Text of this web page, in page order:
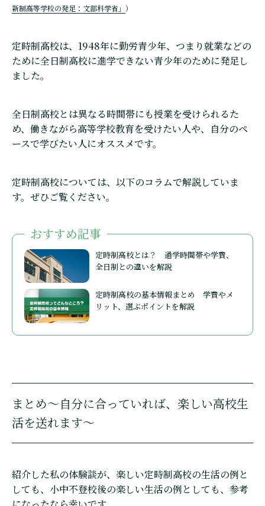
新制高等学校の発足：文部科学省」 ）
定時制高校は、1948年に勤労青少年、つまり就業などの
ために全日制高校に進学できない青少年のために発足し
ました。
全日制高校とは異なる時間帯にも授業を受けられるた
め、働きながら高等学校教育を受けたい人や、自分のペ
ースで学びたい人にオススメです。
定時制高校については、以下のコラムで解説していま
す。ぜひご覧ください。
おすすめ記事
定時制高校とは？ 通学時間帯や学費、
全日制との違いを解説
定時制高校の基本情報まとめ 学費やメ
リット、選ぶポイントを解説
まとめ〜自分に合っていれば、楽しい高校生
活を送れます〜
紹介した私の体験談が、楽しい定時制高校の生活の例と
しても、小中不登校後の楽しい生活の例としても、参考